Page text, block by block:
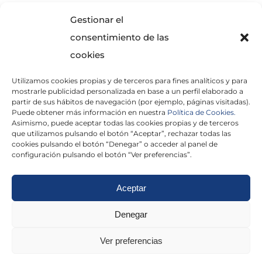
Gestionar el
consentimiento de las
cookies
Utilizamos cookies propias y de terceros para fines analíticos y para
mostrarle publicidad personalizada en base a un perfil elaborado a
partir de sus hábitos de navegación (por ejemplo, páginas visitadas).
Puede obtener más información en nuestra Política de Cookies.
Asimismo, puede aceptar todas las cookies propias y de terceros
que utilizamos pulsando el botón “Aceptar”, rechazar todas las
cookies pulsando el botón “Denegar” o acceder al panel de
configuración pulsando el botón “Ver preferencias”.
Aceptar
Denegar
Ver preferencias
He leído y acepto laPolítica de Privacidad
Politica de cookies|Aviso Legal
Madrid|Tarragona